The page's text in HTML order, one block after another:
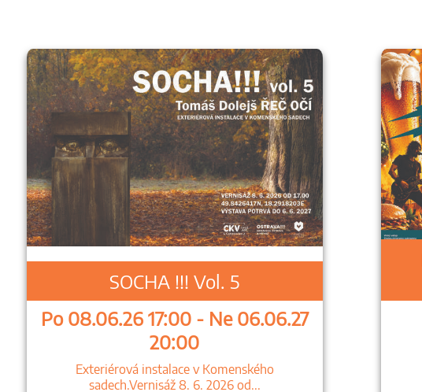
SOCHA !!! Vol. 5
Po 08.06.26 17:00 - Ne 06.06.27
20:00
Exteriérová instalace v Komenského
sadech.Vernisáž 8. 6. 2026 od...